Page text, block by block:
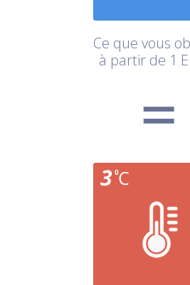
Ce que vous
à partir de 1